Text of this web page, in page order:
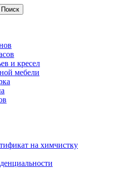
Поиск
и кресел
мебели
на химчистку